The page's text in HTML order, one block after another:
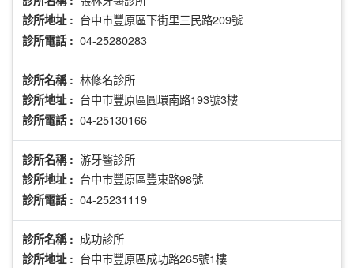
診所地址 : 台中市豐原區下街里三民路209號
診所電話 : 04-25280283
診所名稱 : 林修名診所
診所地址 : 台中市豐原區圓環南路193號3樓
診所電話 : 04-25130166
診所名稱 : 游牙醫診所
診所地址 : 台中市豐原區豐東路98號
診所電話 : 04-25231119
診所名稱 : 成功診所
診所地址 : 台中市豐原區成功路265號1樓